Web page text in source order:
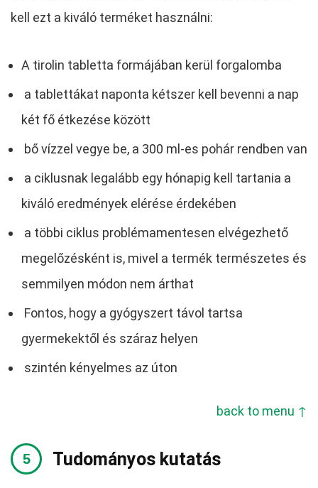
kell ezt a kiváló terméket használni:
A tirolin tabletta formájában kerül forgalomba
a tablettákat naponta kétszer kell bevenni a nap
két fő étkezése között
bő vízzel vegye be, a 300 ml-es pohár rendben van
a ciklusnak legalább egy hónapig kell tartania a
kiváló eredmények elérése érdekében
a többi ciklus problémamentesen elvégezhető
megelőzésként is, mivel a termék természetes és
semmilyen módon nem árthat
Fontos, hogy a gyógyszert távol tartsa
gyermekektől és száraz helyen
szintén kényelmes az úton
back to menu ↑
Tudományos kutatás